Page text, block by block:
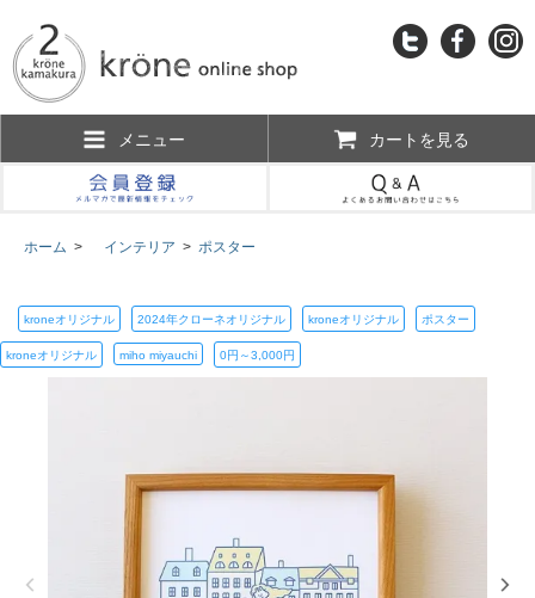
メニュー カートを見る
ホーム > インテリア > ポスター
kroneオリジナル 2024年クローネオリジナル kroneオリジナル ポスター
kroneオリジナル miho miyauchi 0円～3,000円